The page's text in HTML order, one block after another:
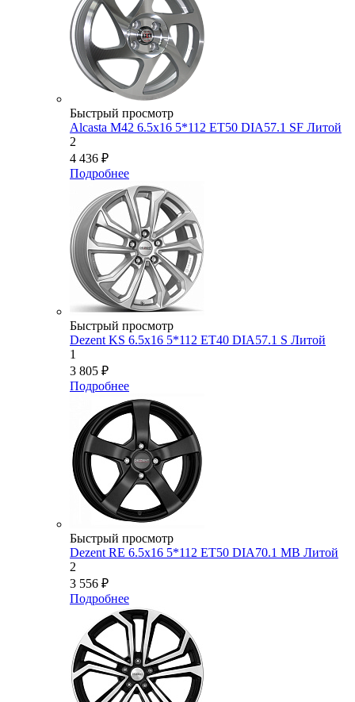
Быстрый просмотр
Alcasta M42 6.5x16 5*112 ET50 DIA57.1 SF Литой
2
4 436 ₽
Подробнее
Быстрый просмотр
Dezent KS 6.5x16 5*112 ET40 DIA57.1 S Литой
1
3 805 ₽
Подробнее
Быстрый просмотр
Dezent RE 6.5x16 5*112 ET50 DIA70.1 MB Литой
2
3 556 ₽
Подробнее